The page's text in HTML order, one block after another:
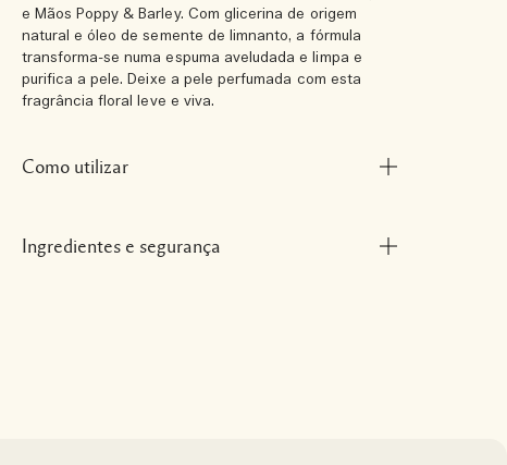
e Mãos Poppy & Barley. Com glicerina de origem
natural e óleo de semente de limnanto, a fórmula
transforma-se numa espuma aveludada e limpa e
purifica a pele. Deixe a pele perfumada com esta
fragrância floral leve e viva.
Como utilizar
Ingredientes e segurança